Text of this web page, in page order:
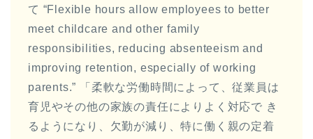
て “Flexible hours allow employees to better
meet childcare and other family
responsibilities, reducing absenteeism and
improving retention, especially of working
parents.” 「柔軟な労働時間によって、従業員は
育児やその他の家族の責任によりよく対応で き
るようになり、欠勤が減り、特に働く親の定着